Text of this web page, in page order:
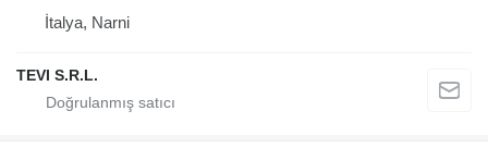
İtalya, Narni
TEVI S.R.L.